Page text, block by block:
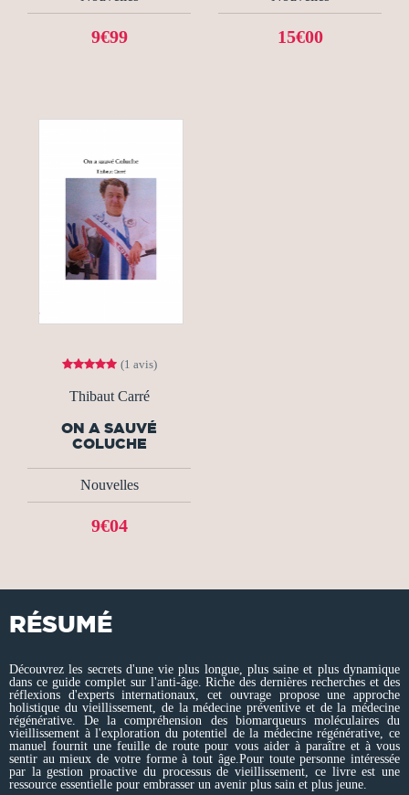
9€99 15€00
(1 avis)
Thibaut Carré
ON A SAUVÉ
COLUCHE
Nouvelles
9€04
RÉSUMÉ
Découvrez les secrets d'une vie plus longue, plus saine et plus dynamique
dans ce guide complet sur l'anti-âge. Riche des dernières recherches et des
réflexions d'experts internationaux, cet ouvrage propose une approche
holistique du vieillissement, de la médecine préventive et de la médecine
régénérative. De la compréhension des biomarqueurs moléculaires du
vieillissement à l'exploration du potentiel de la médecine régénérative, ce
manuel fournit une feuille de route pour vous aider à paraître et à vous
sentir au mieux de votre forme à tout âge.Pour toute personne intéressée
par la gestion proactive du processus de vieillissement, ce livre est une
ressource essentielle pour embrasser un avenir plus sain et plus jeune.